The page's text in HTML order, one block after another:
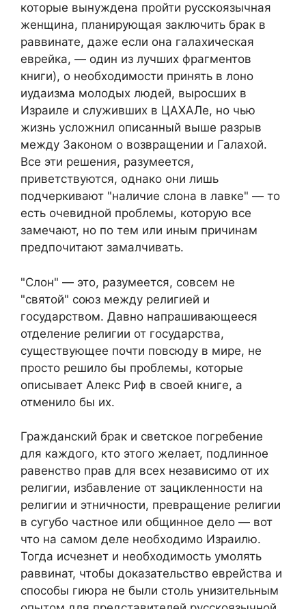
которые вынуждена пройти русскоязычная
женщина, планирующая заключить брак в
раввинате, даже если она галахическая
еврейка, — один из лучших фрагментов
книги), о необходимости принять в лоно
иудаизма молодых людей, выросших в
Израиле и служивших в ЦАХАЛе, но чью
жизнь усложнил описанный выше разрыв
между Законом о возвращении и Галахой.
Все эти решения, разумеется,
приветствуются, однако они лишь
подчеркивают "наличие слона в лавке" — то
есть очевидной проблемы, которую все
замечают, но по тем или иным причинам
предпочитают замалчивать.
"Слон" — это, разумеется, совсем не
"святой" союз между религией и
государством. Давно напрашивающееся
отделение религии от государства,
существующее почти повсюду в мире, не
просто решило бы проблемы, которые
описывает Алекс Риф в своей книге, а
отменило бы их.
Гражданский брак и светское погребение
для каждого, кто этого желает, подлинное
равенство прав для всех независимо от их
религии, избавление от зацикленности на
религии и этничности, превращение религии
в сугубо частное или общинное дело — вот
что на самом деле необходимо Израилю.
Тогда исчезнет и необходимость умолять
раввинат, чтобы доказательство еврейства и
способы гиюра не были столь унизительным